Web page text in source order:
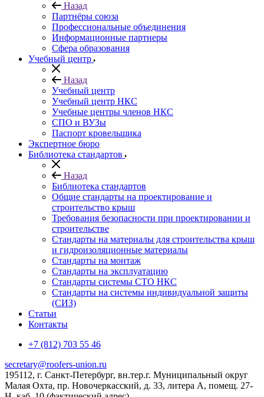
Назад
Партнёры союза
Профессиональные объединения
Информационные партнеры
Сфера образования
Учебный центр
Назад
Учебный центр
Учебный центр НКС
Учебные центры членов НКС
СПО и ВУЗы
Паспорт кровельщика
Экспертное бюро
Библиотека стандартов
Назад
Библиотека стандартов
Общие стандарты на проектирование и
строительство крыш
Требования безопасности при проектировании и
строительстве
Стандарты на материалы для строительства крыш
и гидроизоляционные материалы
Стандарты на монтаж
Стандарты на эксплуатацию
Стандарты системы СТО НКС
Стандарты на системы индивидуальной защиты
(СИЗ)
Статьи
Контакты
+7 (812) 703 55 46
secretary@roofers-union.ru
195112, г. Санкт-Петербург, вн.тер.г. Муниципальный округ
Малая Охта, пр. Новочеркасский, д. 33, литера А, помещ. 27-